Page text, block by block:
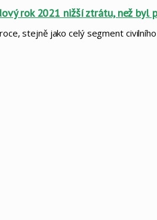
rok 2021 nižší ztrátu, než byl
stejně jako celý segment